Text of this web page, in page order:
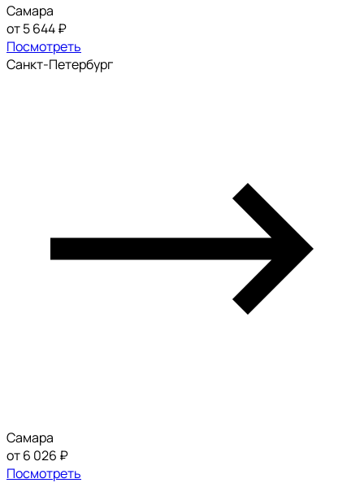
Самара
от 5 644 ₽
Посмотреть
Санкт-Петербург
Самара
от 6 026 ₽
Посмотреть